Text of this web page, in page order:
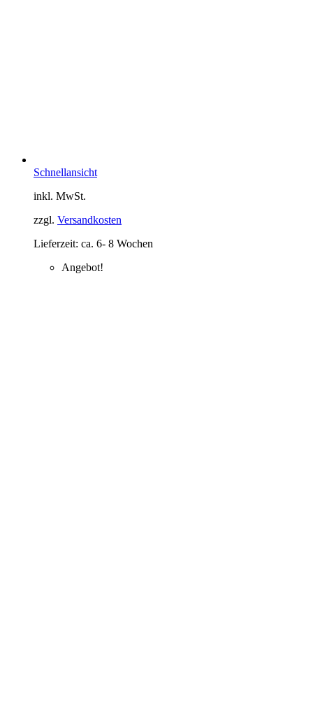
Schnellansicht
inkl. MwSt.
zzgl. Versandkosten
Lieferzeit: ca. 6- 8 Wochen
Angebot!